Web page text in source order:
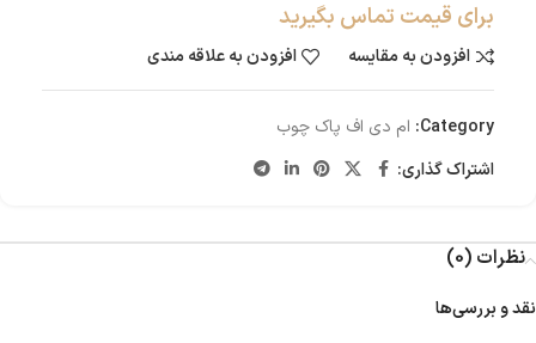
برای قیمت تماس بگیرید
افزودن به مقایسه افزودن به علاقه مندی
Category: ام دی اف پاک چوب
اشتراک گذاری:
نظرات (0)
نقد و بررسی‌ها